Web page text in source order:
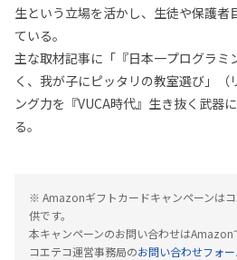
生という立場を活かし、生徒や保護者
ている。
主な取材記事に「『日本一プログラミ
く、我が子にピッタリの教室選び」（
ング力を『VUCA時代』生き抜く武器
る。
※ Amazonギフトカードキャンペーンは
供です。
本キャンペーンのお問い合わせはAmazon
コエテコ運営事務局のお問い合わせフォー